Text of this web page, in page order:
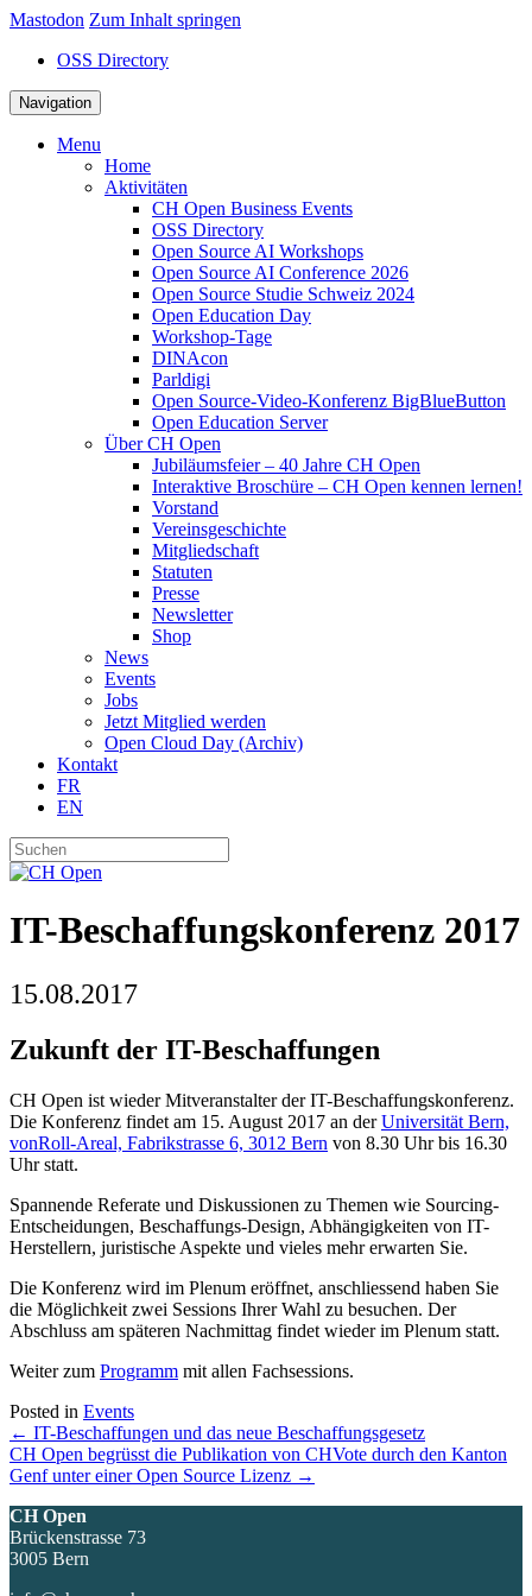
Mastodon Zum Inhalt springen
OSS Directory
Navigation
Menu
Home
Aktivitäten
CH Open Business Events
OSS Directory
Open Source AI Workshops
Open Source AI Conference 2026
Open Source Studie Schweiz 2024
Open Education Day
Workshop-Tage
DINAcon
Parldigi
Open Source-Video-Konferenz BigBlueButton
Open Education Server
Über CH Open
Jubiläumsfeier – 40 Jahre CH Open
Interaktive Broschüre – CH Open kennen lernen!
Vorstand
Vereinsgeschichte
Mitgliedschaft
Statuten
Presse
Newsletter
Shop
News
Events
Jobs
Jetzt Mitglied werden
Open Cloud Day (Archiv)
Kontakt
FR
EN
IT-Beschaffungskonferenz 2017
15.08.2017
Zukunft der IT-Beschaffungen
CH Open ist wieder Mitveranstalter der IT-Beschaffungskonferenz.
Die Konferenz findet am 15. August 2017 an derUniversität Bern,
vonRoll-Areal, Fabrikstrasse 6, 3012 Bern von 8.30 Uhr bis 16.30
Uhr statt.
Spannende Referate und Diskussionen zu Themen wie Sourcing-
Entscheidungen, Beschaffungs-Design, Abhängigkeiten von IT-
Herstellern, juristische Aspekte und vieles mehr erwarten Sie.
Die Konferenz wird im Plenum eröffnet, anschliessend haben Sie
die Möglichkeit zwei Sessions Ihrer Wahl zu besuchen. Der
Abschluss am späteren Nachmittag findet wieder im Plenum statt.
Weiter zum Programm mit allen Fachsessions.
Posted in Events
Posts
navigation
← IT-Beschaffungen und das neue Beschaffungsgesetz
CH Open begrüsst die Publikation von CHVote durch den Kanton
Genf unter einer Open Source Lizenz →
CH Open
Brückenstrasse 73
3005 Bern